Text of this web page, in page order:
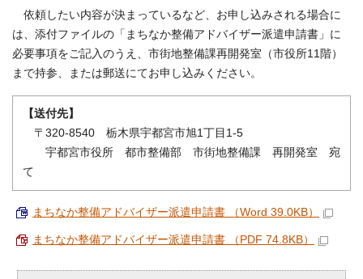
依頼したい内容が決まっているなど、お申し込みされる場合に
は、添付ファイルの「まちなか整備アドバイザー派遣申請書」に
必要事項をご記入のうえ、市街地整備課再開発室（市役所11階）
まで持参、または郵送にてお申し込みください。
【送付先】
〒320-8540 栃木県宇都宮市旭1丁目1-5
宇都宮市役所 都市整備部 市街地整備課 再開発室 宛
て
まちなか整備アドバイザー派遣申請書 （Word 39.0KB）
まちなか整備アドバイザー派遣申請書 （PDF 74.8KB）